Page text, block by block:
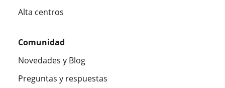
Alta centros
Comunidad
Novedades y Blog
Preguntas y respuestas